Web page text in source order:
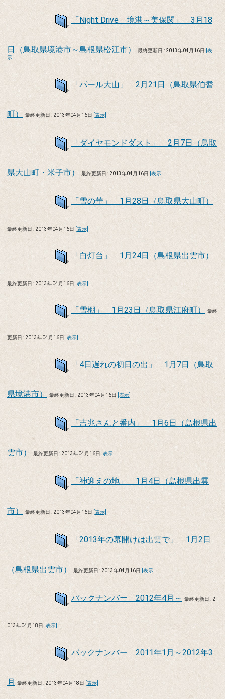
「Night Drive 境港～美保関」 3月18
日（鳥取県境港市～島根県松江市） 最終更新日 : 2013年04月16日
[表
示]
「パール大山」 2月21日（鳥取県伯耆
町） 最終更新日 : 2013年04月16日 [表示]
「ダイヤモンドダスト」 2月7日（鳥取
県大山町・米子市） 最終更新日 : 2013年04月16日 [表示]
「雪の華」 1月28日（鳥取県大山町）
最終更新日 : 2013年04月16日 [表示]
「白灯台」 1月24日（島根県出雲市）
最終更新日 : 2013年04月16日 [表示]
「雪棚」 1月23日（鳥取県江府町） 最終
更新日 : 2013年04月16日 [表示]
「4日遅れの初日の出」 1月7日（鳥取
県境港市） 最終更新日 : 2013年04月16日 [表示]
「吉兆さんと番内」 1月6日（島根県出
雲市） 最終更新日 : 2013年04月16日 [表示]
「神迎えの地」 1月4日（島根県出雲
市） 最終更新日 : 2013年04月16日 [表示]
「2013年の幕開けは出雲で」 1月2日
（島根県出雲市） 最終更新日 : 2013年04月16日 [表示]
バックナンバー 2012年4月～ 最終更新日 : 2
013年04月18日 [表示]
バックナンバー 2011年1月～2012年3
月 最終更新日 : 2013年04月18日 [表示]